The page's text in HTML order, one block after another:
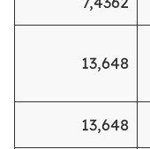
13,648
13,648